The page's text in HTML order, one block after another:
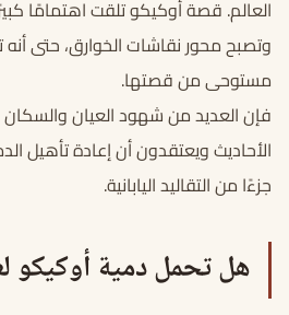
العالم. قصة أوكيكو تلقت اهتمامًا
وتصبح محور نقاشات الخوارق، حتى
مستوحى من قصتها.
فإن العديد من شهود العيان
الأحاديث ويعتقدون أن إعادة تأهيل
جزءًا من التقاليد اليابانية.
هل تحمل دمية أوكيكو